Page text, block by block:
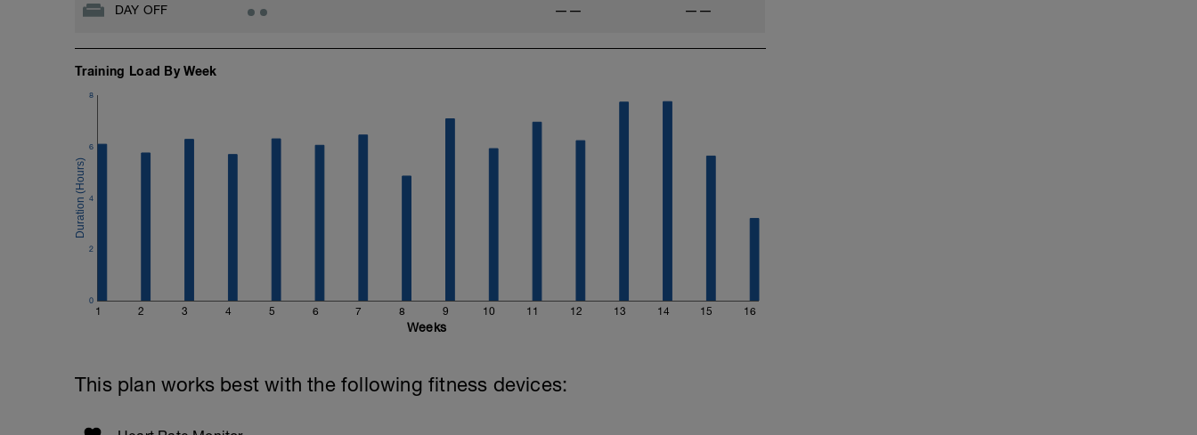
DAY OFF —— ——
Training Load By Week
1 2 3 4 5 6 7 8 9 10 11 12 13 14 15 16
0
2
4
6
8
Weeks
This plan works best with the following fitness devices: